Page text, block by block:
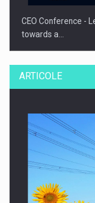
CEO Conference -
towards a…
CEO Conference -
ARTICOLE